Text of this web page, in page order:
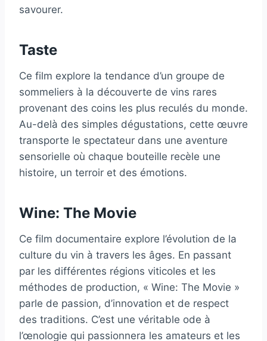
savourer.
Taste
Ce film explore la tendance d’un groupe de
sommeliers à la découverte de vins rares
provenant des coins les plus reculés du monde.
Au-delà des simples dégustations, cette œuvre
transporte le spectateur dans une aventure
sensorielle où chaque bouteille recèle une
histoire, un terroir et des émotions.
Wine: The Movie
Ce film documentaire explore l’évolution de la
culture du vin à travers les âges. En passant
par les différentes régions viticoles et les
méthodes de production, « Wine: The Movie »
parle de passion, d’innovation et de respect
des traditions. C’est une véritable ode à
l’œnologie qui passionnera les amateurs et les